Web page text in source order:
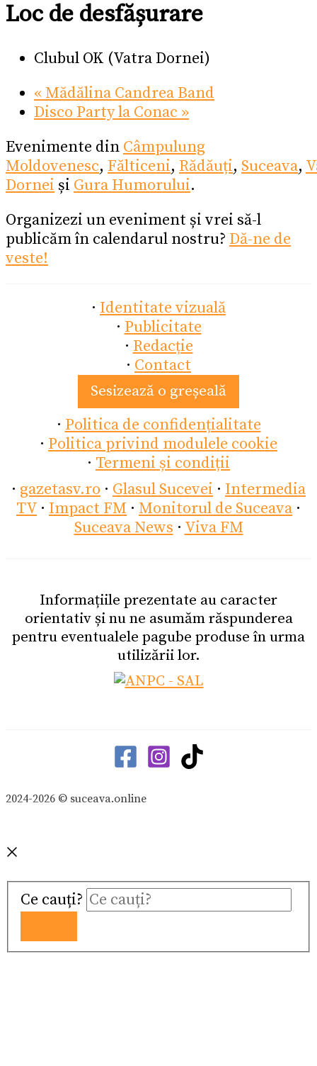
Loc de desfășurare
Clubul OK (Vatra Dornei)
« Mădălina Candrea Band
Disco Party la Conac »
Evenimente din Câmpulung
Moldovenesc, Fălticeni, Rădăuți, Suceava,
Dornei și Gura Humorului.
Organizezi un eveniment și vrei să-l
publicăm în calendarul nostru? Dă-ne de
veste!
· Identitate vizuală
· Publicitate
· Redacție
· Contact
Sesizează o greșeală
· Politica de confidențialitate
· Politica privind modulele cookie
· Termeni și condiții
· gazetasv.ro · Glasul Sucevei · Intermedia
TV · Impact FM · Monitorul de Suceava ·
Suceava News · Viva FM
Informațiile prezentate au caracter
orientativ și nu ne asumăm răspunderea
pentru eventualele pagube produse în urma
utilizării lor.
2024-2026 © suceava.online
Ce cauți?